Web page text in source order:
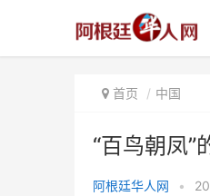
首页 中国
“百鸟朝凤
阿根廷华人网 •